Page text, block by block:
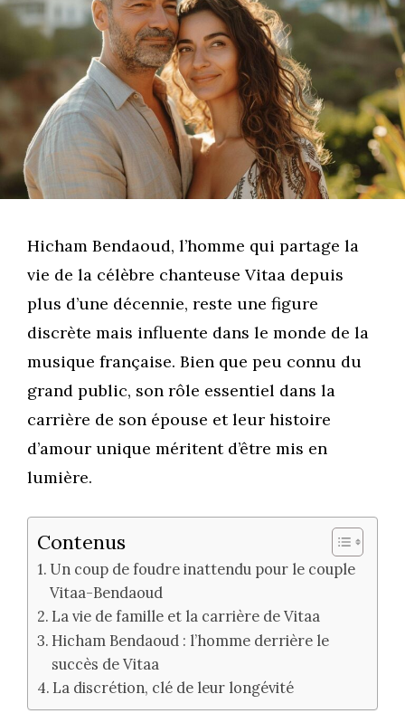
Hicham Bendaoud, l’homme qui partage la
vie de la célèbre chanteuse Vitaa depuis
plus d’une décennie, reste une figure
discrète mais influente dans le monde de la
musique française. Bien que peu connu du
grand public, son rôle essentiel dans la
carrière de son épouse et leur histoire
d’amour unique méritent d’être mis en
lumière.
Contenus
Un coup de foudre inattendu pour le couple
Vitaa-Bendaoud
La vie de famille et la carrière de Vitaa
Hicham Bendaoud : l’homme derrière le
succès de Vitaa
La discrétion, clé de leur longévité